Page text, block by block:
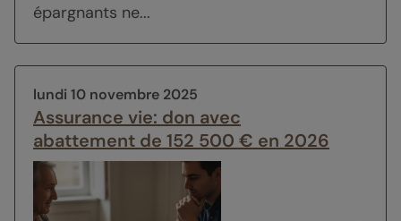
épargnants ne...
lundi 10 novembre 2025
Assurance vie: don avec
abattement de 152 500 € en 2026